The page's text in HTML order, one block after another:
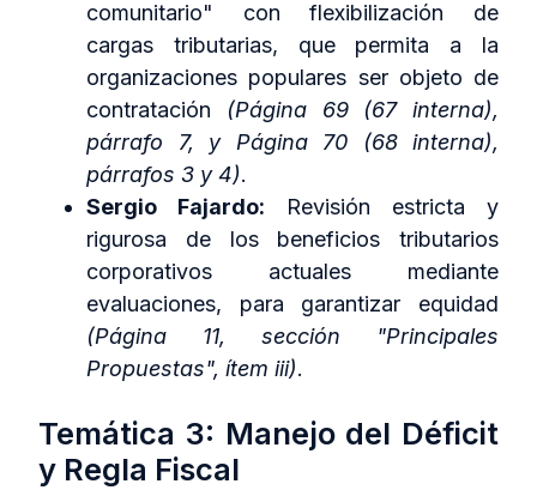
comunitario" con flexibilización de
cargas tributarias, que permita a la
organizaciones populares ser objeto de
contratación
(Página 69 (67 interna),
párrafo 7, y Página 70 (68 interna),
párrafos 3 y 4).
Sergio Fajardo: Revisión estricta y
rigurosa de los beneficios tributarios
corporativos actuales mediante
evaluaciones, para garantizar equidad
(Página 11, sección "Principales
Propuestas", ítem iii).
Temática 3: Manejo del Déficit
y Regla Fiscal